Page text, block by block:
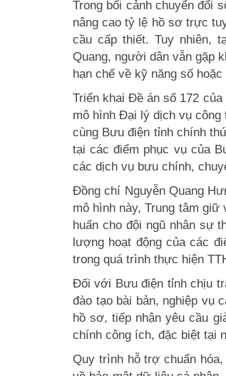
Trong bối cảnh chuyển đổi
nâng cao tỷ lệ hồ sơ trực
cầu cấp thiết. Tuy nhiên,
Quang, người dân vẫn gặp
hạn chế về kỹ năng số
Triển khai Đề án số 172
mô hình Đại lý dịch vụ công
cùng Bưu điện tỉnh chính
tại các điểm phục vụ của
các dịch vụ bưu chính,
Đồng chí Nguyễn Quang
mô hình này, Trung tâm
huấn cho đội ngũ nhân sự
lượng hoạt động của các
trong quá trình thực hiện
Đối với Bưu điện tỉnh chịu
đào tạo bài bản, nghiệp vụ
hồ sơ, tiếp nhận yêu cầu
chính công ích, đặc biệt tại
Quy trình hỗ trợ chuẩn